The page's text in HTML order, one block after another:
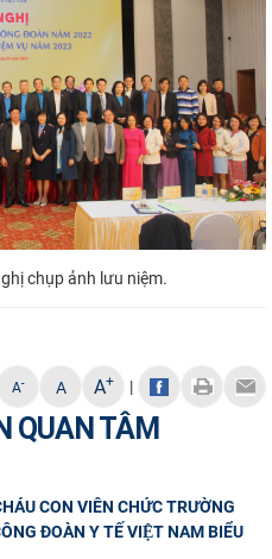
chụp ảnh lưu niệm.
A- A A+ |
QUAN TÂM
CON VIÊN CHỨC TRƯỜNG
ĐOÀN Y TẾ VIỆT NAM BIỂU